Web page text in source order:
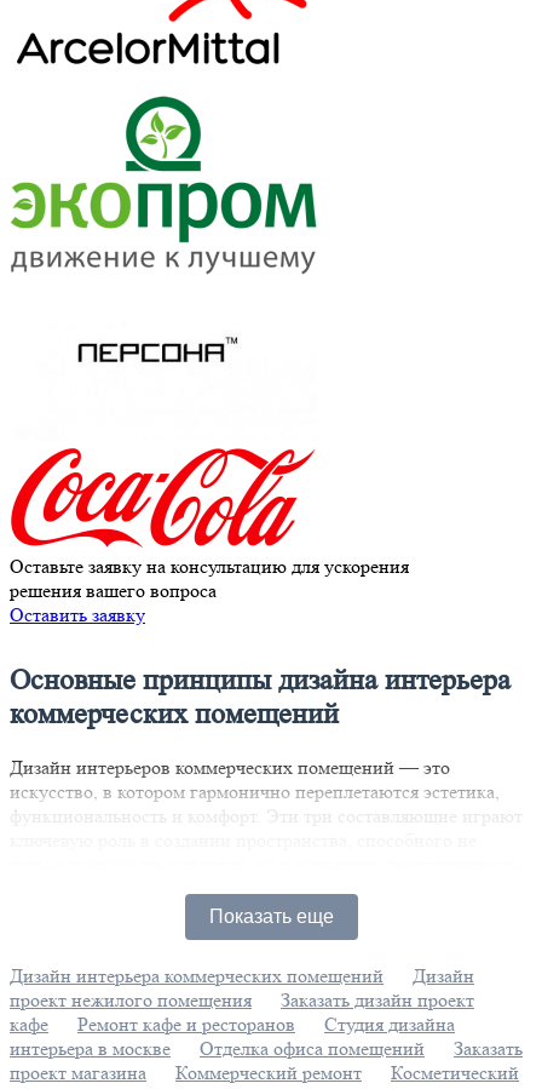
Оставьте заявку на консультацию для ускорения
решения вашего вопроса
Оставить заявку
Основные принципы дизайна интерьера
коммерческих помещений
Дизайн интерьеров коммерческих помещений — это
искусство, в котором гармонично переплетаются эстетика,
функциональность и комфорт. Эти три составляющие играют
Комфорт — основа успешной атмосферы, влияющей на
Правильное зонирование помогает оптимально организовать
рабочие места и зоны для отдыха, создавая сбалансированную
среду, где каждый может чувствовать себя уютно.
Эстетика интерьера формирует первое впечатление о
Показать еще
Дизайн интерьера коммерческих помещений
Дизайн
проект нежилого помещения
Заказать дизайн проект
кафе
Ремонт кафе и ресторанов
Студия дизайна
интерьера в москве
Отделка офиса помещений
Заказать
проект магазина
Коммерческий ремонт
Косметический